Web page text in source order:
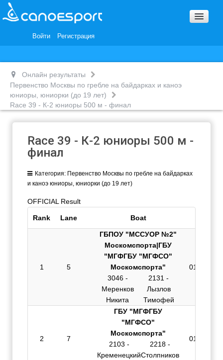
Войти Регистрация
Награды и Благодарности
Онлайн результаты
Первенство Москвы по гребле на байдарках и каноэ
юниоры, юниорки (до 19 лет)
Race 39 - К-2 юниоры 500 м - финал
Race 39 - К-2 юниоры 500 м -
финал
Категория: Первенство Москвы по гребле на байдарках
и каноэ юниоры, юниорки (до 19 лет)
OFFICIAL Result
Rank Lane Boat
1 5
ГБПОУ "МССУОР №2"
Москомспорта|ГБУ
"МГФГБУ "МГФСО"
Москомспорта"
3046 -
Меренков
Никита
2131 -
Лызлов
Тимофей
01:53.295
2 7
ГБУ "МГФГБУ
"МГФСО"
Москомспорта"
2103 -
Кременецкий
2218 -
Столпников
01:53.954